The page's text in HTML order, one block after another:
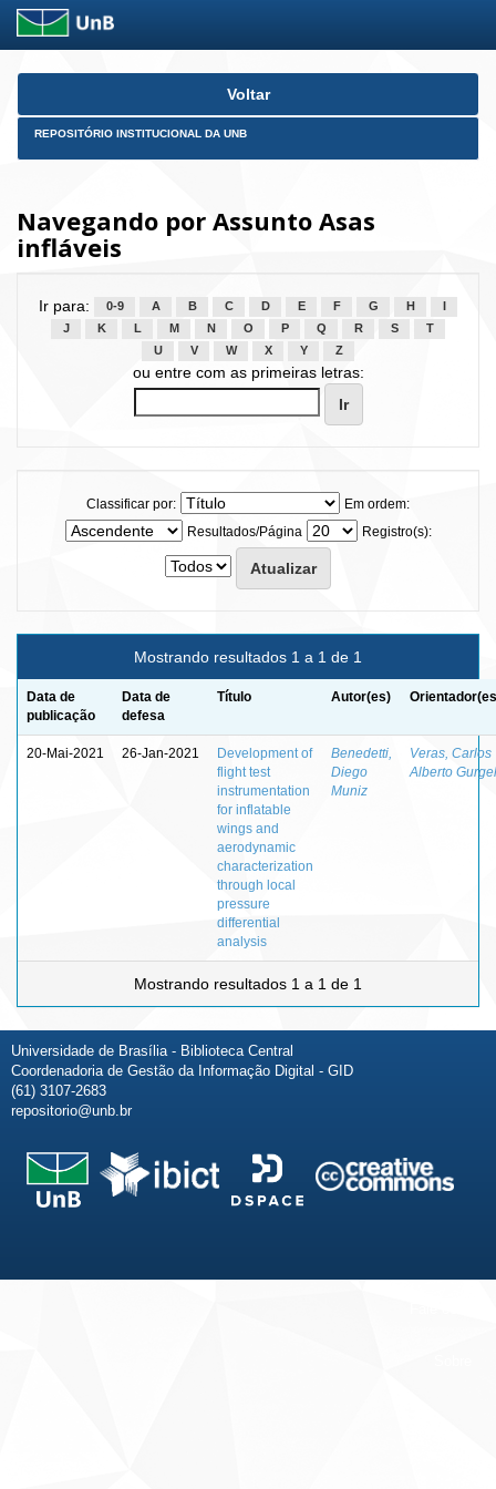
Skip
Voltar
REPOSITÓRIO INSTITUCIONAL DA UNB
Navegando por Assunto Asas
infláveis
Ir para: 0-9 A B C D E F G H
J
K L M N O P Q R S
T
U
V W X Y Z
ou entre com as primeiras letras:
Classificar por:
Em ordem:
Resultados/Página
Registro(s):
Mostrando resultados 1 a 1 de 1
Data de
publicação
Data de
defesa
Título Autor(es)
20-Mai-2021 26-Jan-2021
Development of
flight test
instrumentation
for inflatable
wings and
aerodynamic
characterization
through local
pressure
differential
analysis
Benedetti,
Diego
Muniz
Veras, Carlos
Alberto Gurgel
Mostrando resultados 1 a 1 de 1
Universidade de Brasília - Biblioteca Central
Coordenadoria de Gestão da Informação Digital - GID
(61) 3107-2683
repositorio@unb.br